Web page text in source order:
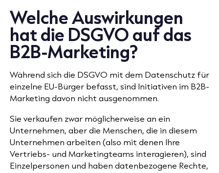
Welche Auswirkungen
hat die DSGVO auf das
B2B-Marketing?
Während sich die DSGVO mit dem Datenschutz für
einzelne EU-Bürger befasst, sind Initiativen im B2B-
Marketing davon nicht ausgenommen.
Sie verkaufen zwar möglicherweise an ein
Unternehmen, aber die Menschen, die in diesem
Unternehmen arbeiten (also mit denen Ihre
Vertriebs- und Marketingteams interagieren), sind
Einzelpersonen und haben datenbezogene Rechte,